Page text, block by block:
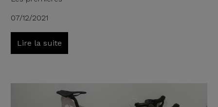
07/12/2021
Lire la suite